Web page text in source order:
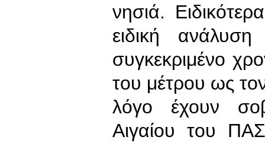
νησιά.
ειδική
συγκεκριμένο
του μέτρου ως
λόγο έχουν
Αιγαίου του